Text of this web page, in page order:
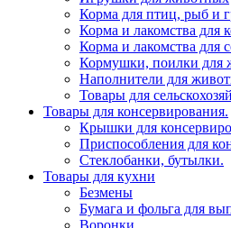
Корма для птиц, рыб и
Корма и лакомства для
Корма и лакомства для
Кормушки, поилки для
Наполнители для
Товары для
Товары для консервирования.
Крышки для
Приспособления для
Стеклобанки, бутылки.
Товары для кухни
Безмены
Бумага и фольга для